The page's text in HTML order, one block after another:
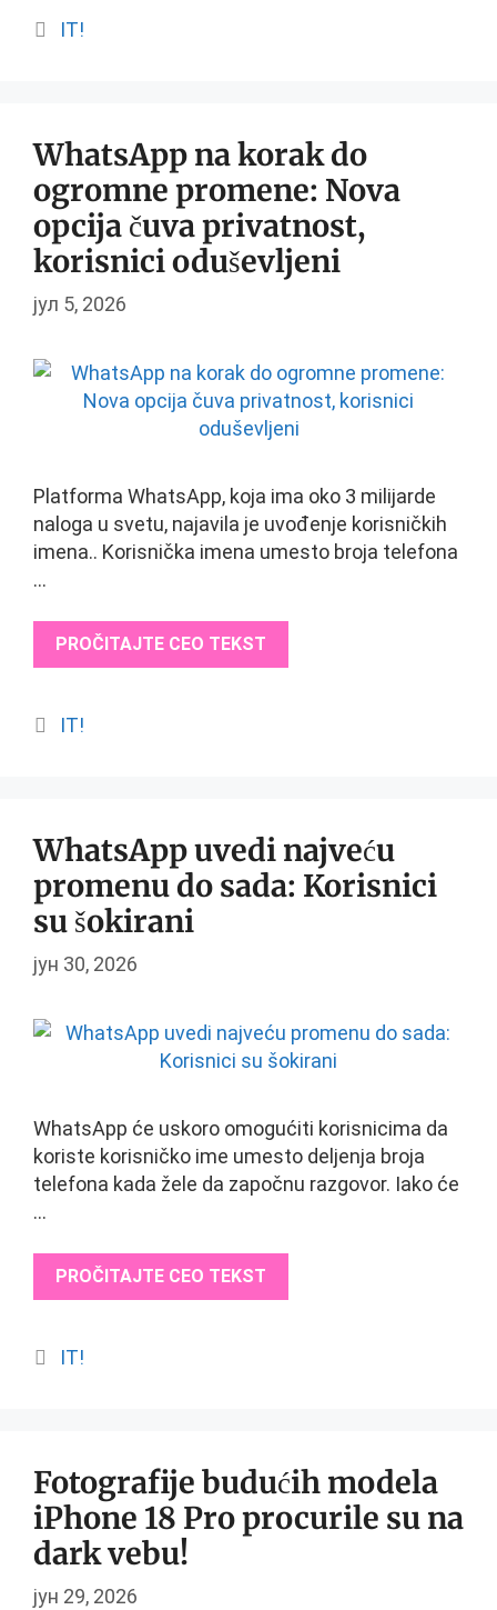
Categories
IT!
WhatsApp na korak do
ogromne promene: Nova
opcija čuva privatnost,
korisnici oduševljeni
јул 5, 2026
Platforma WhatsApp, koja ima oko 3 milijarde
naloga u svetu, najavila je uvođenje korisničkih
imena.. Korisnička imena umesto broja telefona
…
PROČITAJTE CEO TEKST
Categories
IT!
WhatsApp uvedi najveću
promenu do sada: Korisnici
su šokirani
јун 30, 2026
WhatsApp će uskoro omogućiti korisnicima da
koriste korisničko ime umesto deljenja broja
telefona kada žele da započnu razgovor. Iako će
…
PROČITAJTE CEO TEKST
Categories
IT!
Fotografije budućih modela
iPhone 18 Pro procurile su na
dark vebu!
јун 29, 2026